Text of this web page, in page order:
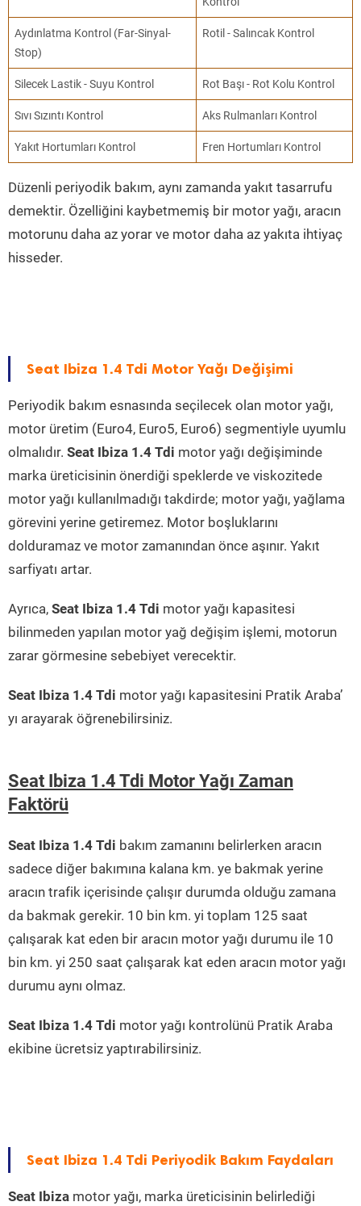
Aydınlatma Kontrol (Far-Sinyal-
Stop)
Rotil - Salıncak Kontrol
Silecek Lastik - Suyu Kontrol Rot Başı - Rot Kolu Kontrol
Sıvı Sızıntı Kontrol Aks Rulmanları Kontrol
Yakıt Hortumları Kontrol Fren Hortumları Kontrol
Düzenli periyodik bakım, aynı zamanda yakıt tasarrufu
demektir. Özelliğini kaybetmemiş bir motor yağı, aracın
motorunu daha az yorar ve motor daha az yakıta ihtiyaç
hisseder.
Seat Ibiza 1.4 Tdi Motor Yağı Değişimi
Periyodik bakım esnasında seçilecek olan motor yağı,
motor üretim (Euro4, Euro5, Euro6) segmentiyle uyumlu
olmalıdır. Seat Ibiza 1.4 Tdi motor yağı değişiminde
marka üreticisinin önerdiği speklerde ve viskozitede
motor yağı kullanılmadığı takdirde; motor yağı, yağlama
görevini yerine getiremez. Motor boşluklarını
dolduramaz ve motor zamanından önce aşınır. Yakıt
sarfiyatı artar.
Ayrıca, Seat Ibiza 1.4 Tdi motor yağı kapasitesi
bilinmeden yapılan motor yağ değişim işlemi, motorun
zarar görmesine sebebiyet verecektir.
Seat Ibiza 1.4 Tdi motor yağı kapasitesini Pratik Araba’
yı arayarak öğrenebilirsiniz.
Seat Ibiza 1.4 Tdi Motor Yağı Zaman
Faktörü
Seat Ibiza 1.4 Tdi bakım zamanını belirlerken aracın
sadece diğer bakımına kalana km. ye bakmak yerine
aracın trafik içerisinde çalışır durumda olduğu zamana
da bakmak gerekir. 10 bin km. yi toplam 125 saat
çalışarak kat eden bir aracın motor yağı durumu ile 10
bin km. yi 250 saat çalışarak kat eden aracın motor yağı
durumu aynı olmaz.
Seat Ibiza 1.4 Tdi motor yağı kontrolünü Pratik Araba
ekibine ücretsiz yaptırabilirsiniz.
Seat Ibiza 1.4 Tdi Periyodik Bakım Faydaları
Seat Ibiza motor yağı, marka üreticisinin belirlediği